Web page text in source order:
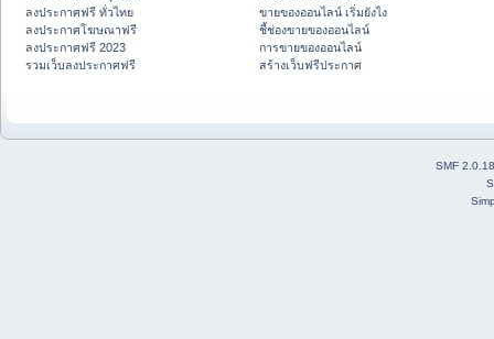
ลงประกาศฟรี ทั่วไทย
ลงประกาศโฆษณาฟรี
ลงประกาศฟรี 2023
รวมเว็บลงประกาศฟรี
ขายของออนไลน์ เริ่มยังไง
ชี้ช่องขายของออนไลน์
การขายของออนไลน์
สร้างเว็บฟรีประกาศ
SMF 2.0.18